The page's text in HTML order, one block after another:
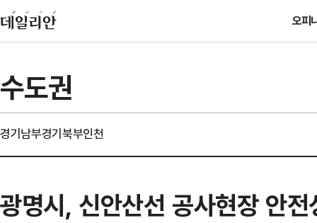
오피
수도권
경기남부경기북부인천
광명시, 신안산선 공사현장 안